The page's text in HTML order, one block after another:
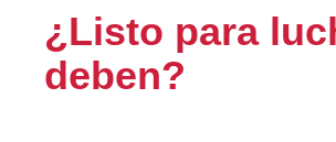
¿Listo para
deben?